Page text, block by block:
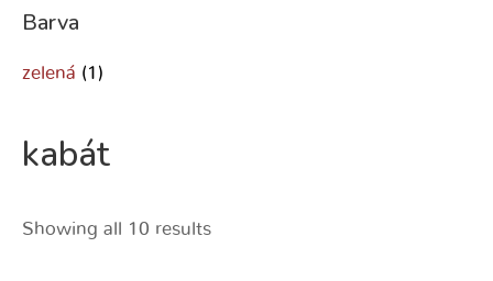
Barva
zelená (1)
kabát
Showing all 10 results